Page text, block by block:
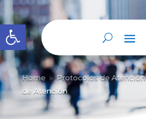
Abrir barra de herramientas
Home 9 Protocolos de Atención
de Atención